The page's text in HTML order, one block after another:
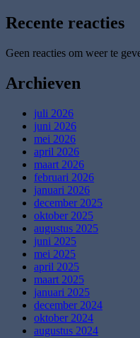
Recente reacties
Geen reacties om weer te
Archieven
juli 2026
juni 2026
mei 2026
april 2026
maart 2026
februari 2026
januari 2026
december 2025
oktober 2025
augustus 2025
juni 2025
mei 2025
april 2025
maart 2025
januari 2025
december 2024
oktober 2024
augustus 2024